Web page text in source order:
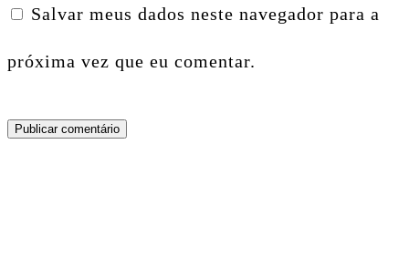
Salvar meus dados neste navegador para a
próxima vez que eu comentar.